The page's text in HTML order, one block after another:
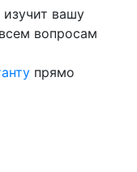
вашу
вопросам
прямо